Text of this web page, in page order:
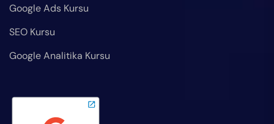
Google Ads Kursu
SEO Kursu
Google Analitika Kursu